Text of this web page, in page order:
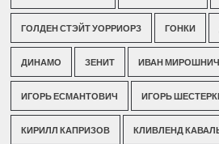
ГОЛДЕН СТЭЙТ УОРРИОРЗ ГОНКИ
ДИНАМО ЗЕНИТ ИВАН
ИГОРЬ ЕСМАНТОВИЧ ИГОРЬ
КИРИЛЛ КАПРИЗОВ КЛИВЛЕНД